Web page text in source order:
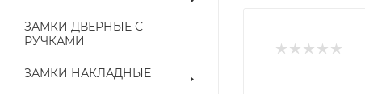
ЗАМКИ ДВЕРНЫЕ С
РУЧКАМИ
ЗАМКИ НАКЛАДНЫЕ